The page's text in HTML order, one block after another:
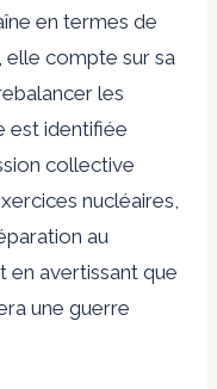
en termes de
compte sur sa
les
est identifiée
collective
nucléaires,
au
en avertissant que
une guerre